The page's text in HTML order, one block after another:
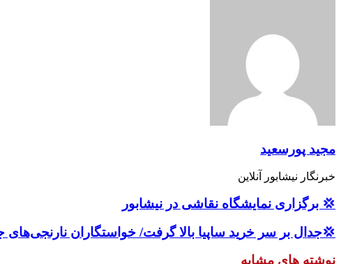
مجید پورسعید
خبرنگار نیشابور آنلاین
💢 برگزاری نمایشگاه نقاشی در نیشابور
💢جدال بر سر خرید ساپیا بالا گرفت/ خواستگاران
نوشته های مشابه